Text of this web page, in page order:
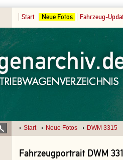
Start Neue Fotos Fahrzeug-
Start Neue Fotos DWM 3315
Fahrzeugportrait DWM